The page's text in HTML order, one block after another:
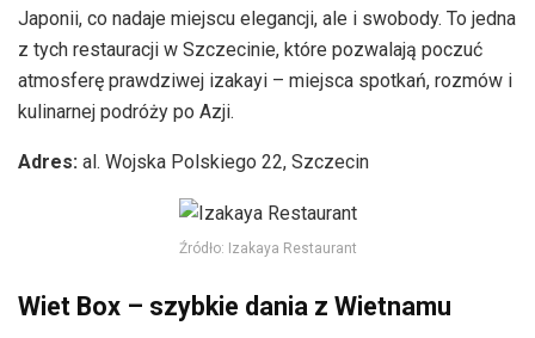
Japonii, co nadaje miejscu elegancji, ale i swobody. To jedna
z tych restauracji w Szczecinie, które pozwalają poczuć
atmosferę prawdziwej izakayi – miejsca spotkań, rozmów i
kulinarnej podróży po Azji.
Adres: al. Wojska Polskiego 22, Szczecin
Źródło: Izakaya Restaurant
Wiet Box – szybkie dania z Wietnamu